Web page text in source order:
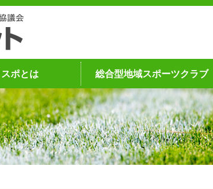
スポとは 総合型地域スポーツクラブ